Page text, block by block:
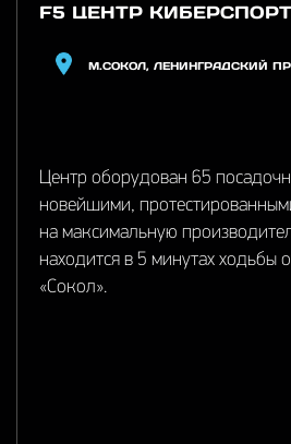
F5 ЦЕНТР
М.СОКОЛ, ЛЕНИНГРАДСКИЙ
Центр оборудован 65
новейшими,
на максимальную
находится в 5 минутах ходьбы
«Сокол».